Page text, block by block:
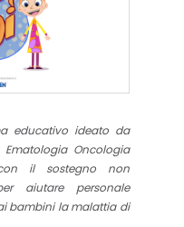
educativo ideato da
Ematologia Oncologia
il sostegno non
aiutare personale
bambini la malattia di